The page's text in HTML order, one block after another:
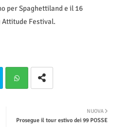
per Spaghettiland e il 16
Attitude Festival.
tsap
NUOVA
Prosegue il tour estivo dei 99 POSSE